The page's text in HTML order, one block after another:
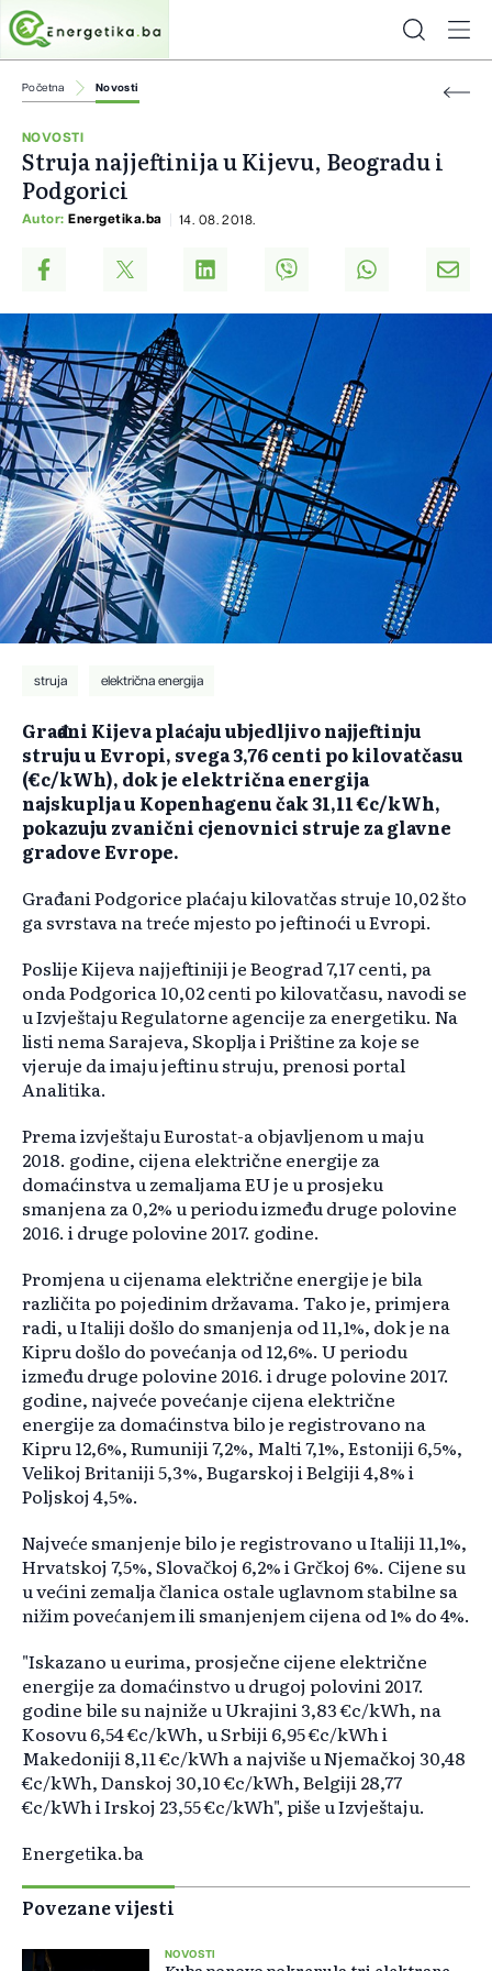
Početna Novosti
NOVOSTI
Struja najjeftinija u Kijevu, Beogradu i
Podgorici
Autor: Energetika.ba 14. 08. 2018.
struja električna energija
Građani Kijeva plaćaju ubjedljivo najjeftinju
struju u Evropi, svega 3,76 centi po kilovatčasu
(€c/kWh), dok je električna energija
najskuplja u Kopenhagenu čak 31,11 €c/kWh,
pokazuju zvanični cjenovnici struje za glavne
gradove Evrope.
Građani Podgorice plaćaju kilovatčas struje 10,02 što
ga svrstava na treće mjesto po jeftinoći u Evropi.
Poslije Kijeva najjeftiniji je Beograd 7,17 centi, pa
onda Podgorica 10,02 centi po kilovatčasu, navodi se
u Izvještaju Regulatorne agencije za energetiku. Na
listi nema Sarajeva, Skoplja i Prištine za koje se
vjeruje da imaju jeftinu struju, prenosi portal
Analitika.
Prema izvještaju Eurostat-a objavljenom u maju
2018. godine, cijena električne energije za
domaćinstva u zemaljama EU je u prosjeku
smanjena za 0,2% u periodu između druge polovine
2016. i druge polovine 2017. godine.
Promjena u cijenama električne energije je bila
različita po pojedinim državama. Tako je, primjera
radi, u Italiji došlo do smanjenja od 11,1%, dok je na
Kipru došlo do povećanja od 12,6%. U periodu
između druge polovine 2016. i druge polovine 2017.
godine, najveće povećanje cijena električne
energije za domaćinstva bilo je registrovano na
Kipru 12,6%, Rumuniji 7,2%, Malti 7,1%, Estoniji 6,5%,
Velikoj Britaniji 5,3%, Bugarskoj i Belgiji 4,8% i
Poljskoj 4,5%.
Najveće smanjenje bilo je registrovano u Italiji 11,1%,
Hrvatskoj 7,5%, Slovačkoj 6,2% i Grčkoj 6%. Cijene su
u većini zemalja članica ostale uglavnom stabilne sa
nižim povećanjem ili smanjenjem cijena od 1% do 4%.
"Iskazano u eurima, prosječne cijene električne
energije za domaćinstvo u drugoj polovini 2017.
godine bile su najniže u Ukrajini 3,83 €c/kWh, na
Kosovu 6,54 €c/kWh, u Srbiji 6,95 €c/kWh i
Makedoniji 8,11 €c/kWh a najviše u Njemačkoj 30,48
€c/kWh, Danskoj 30,10 €c/kWh, Belgiji 28,77
€c/kWh i Irskoj 23,55 €c/kWh", piše u Izvještaju.
Energetika.ba
Povezane vijesti
NOVOSTI